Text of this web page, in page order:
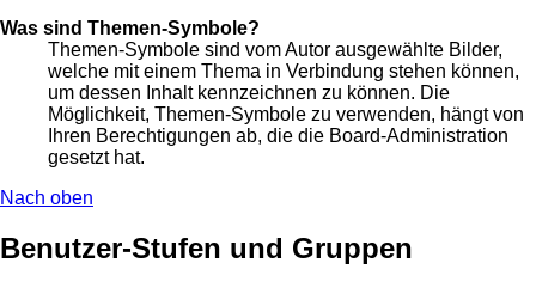
Was sind Themen-Symbole?
Themen-Symbole sind vom Autor ausgewählte Bilder,
welche mit einem Thema in Verbindung stehen können,
um dessen Inhalt kennzeichnen zu können. Die
Möglichkeit, Themen-Symbole zu verwenden, hängt von
Ihren Berechtigungen ab, die die Board-Administration
gesetzt hat.
Nach oben
Benutzer-Stufen und Gruppen